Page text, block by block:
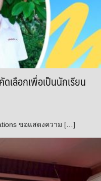
เลือกเพื่อเป็นนักเรียน
ขอแสดงความ […]